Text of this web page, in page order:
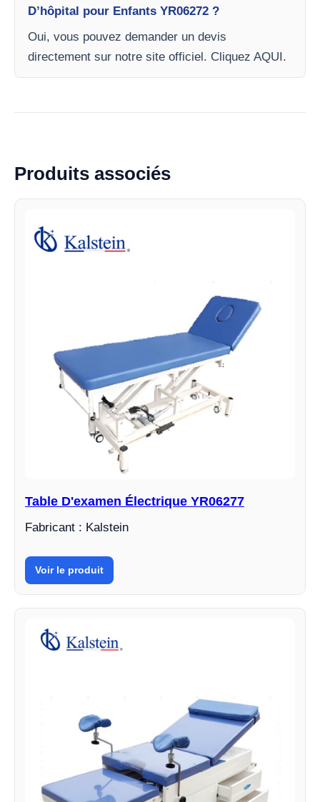
D’hôpital pour Enfants YR06272 ?
Oui, vous pouvez demander un devis
directement sur notre site officiel. Cliquez AQUI.
Produits associés
Table D'examen Électrique YR06277
Fabricant : Kalstein
Voir le produit